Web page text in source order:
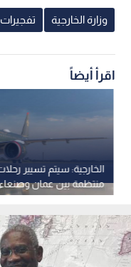
وزارة الخارجية
اقرأ أيضاً
الخارجية: سيتم تسيير
منتظمة بين عمان
لمسار السلام